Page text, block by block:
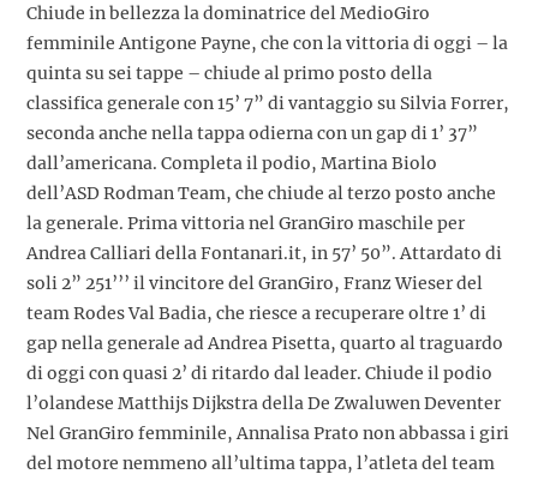
Chiude in bellezza la dominatrice del MedioGiro
femminile Antigone Payne, che con la vittoria di oggi – la
quinta su sei tappe – chiude al primo posto della
classifica generale con 15’ 7” di vantaggio su Silvia Forrer,
seconda anche nella tappa odierna con un gap di 1’ 37”
dall’americana. Completa il podio, Martina Biolo
dell’ASD Rodman Team, che chiude al terzo posto anche
la generale. Prima vittoria nel GranGiro maschile per
Andrea Calliari della Fontanari.it, in 57’ 50”. Attardato di
soli 2” 251’’’ il vincitore del GranGiro, Franz Wieser del
team Rodes Val Badia, che riesce a recuperare oltre 1’ di
gap nella generale ad Andrea Pisetta, quarto al traguardo
di oggi con quasi 2’ di ritardo dal leader. Chiude il podio
l’olandese Matthijs Dijkstra della De Zwaluwen Deventer
Nel GranGiro femminile, Annalisa Prato non abbassa i giri
del motore nemmeno all’ultima tappa, l’atleta del team